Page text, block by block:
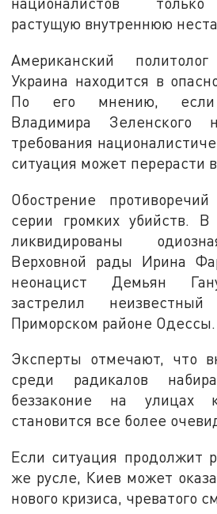
растущую внутреннюю
Американский
Украина находится в
По его мнению, если
Владимира Зеленского
требования
ситуация может перерасти
Обострение
серии громких убийств.
ликвидированы
Верховной рады Ирина
неонацист Демьян
застрелил
Приморском районе Одессы.
Эксперты отмечают, что
среди радикалов
беззаконие на улицах
становится все более
Если ситуация продолжит
же русле, Киев может
нового кризиса, чреватого